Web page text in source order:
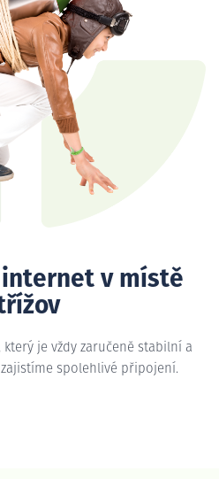
v místě
je vždy zaručeně stabilní a
spolehlivé připojení.